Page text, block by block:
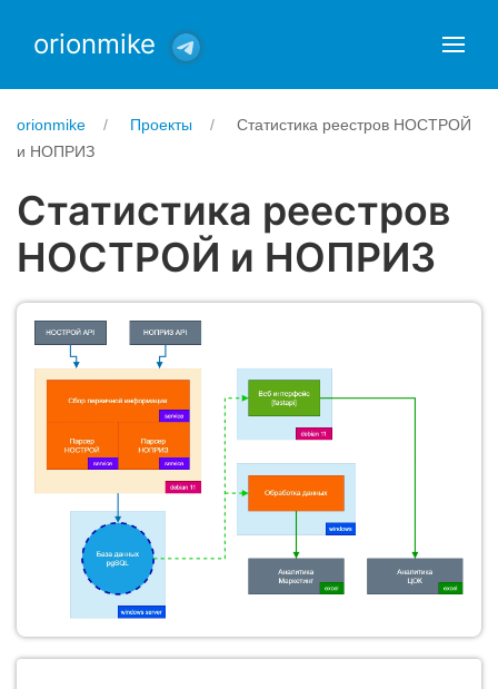
orionmike
orionmike Проекты
Статистика реестров НОСТРОЙ
и НОПРИЗ
Статистика реестров
НОСТРОЙ и НОПРИЗ